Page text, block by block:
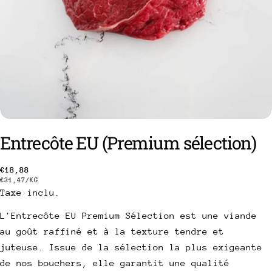
Entrecôte EU (Premium sélection)
Prix
habituel
€18,88
PRIX
UNITAIRE
€31,47/PAR
KG
Taxe inclu.
L'Entrecôte EU Premium Sélection est une viande
au goût raffiné et à la texture tendre et
juteuse. Issue de la sélection la plus exigeante
de nos bouchers, elle garantit une qualité
Partager ce produit
nom
Votre
email
Votre